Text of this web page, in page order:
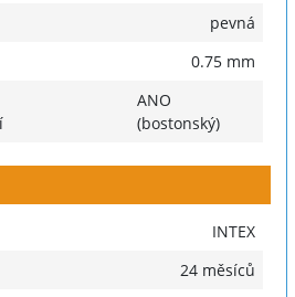
pevná
0.75 mm
ANO
(bostonský)
INTEX
24 měsíců